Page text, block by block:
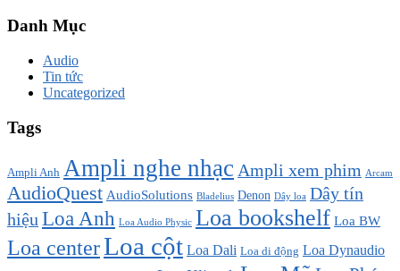
Danh Mục
Audio
Tin tức
Uncategorized
Tags
Ampli Anh Ampli nghe nhạc Ampli xem phim Arcam
AudioQuest AudioSolutions Bladelius Denon Dây loa Dây tín
hiệu Loa Anh Loa Audio Physic Loa bookshelf Loa BW
Loa centerLoa cột Loa Dali Loa di động Loa Dynaudio